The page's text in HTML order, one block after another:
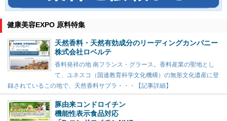
健康美容EXPO 原料特集
天然香料・天然有効成分のリーディングカンパニー
株式会社ロベルテ
香料発祥の地 南フランス・グラース。香料産業の聖地とし
て、ユネスコ（国連教育科学文化機構）の無形文化遺産に登
録されているこの地で、天然香料サプラ・・・【記事詳細】
豚由来コンドロイチン
機能性表示食品対応